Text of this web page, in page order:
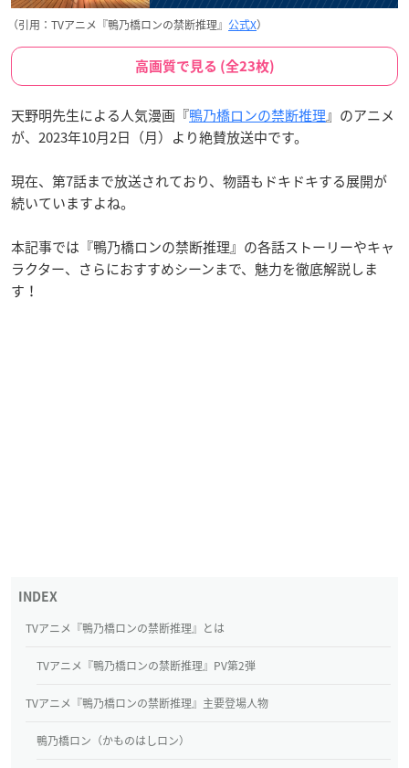
（引用：TVアニメ『鴨乃橋ロンの禁断推理』 公式X）
高画質で見る (全23枚)
天野明先生による人気漫画『鴨乃橋ロンの禁断推理』のアニメ
が、2023年10月2日（月）より絶賛放送中です。
現在、第7話まで放送されており、物語もドキドキする展開が
続いていますよね。
本記事では『鴨乃橋ロンの禁断推理』の各話ストーリーやキャ
ラクター、さらにおすすめシーンまで、魅力を徹底解説しま
す！
TVアニメ『鴨乃橋ロンの禁断推理』とは
TVアニメ『鴨乃橋ロンの禁断推理』PV第2弾
TVアニメ『鴨乃橋ロンの禁断推理』主要登場人物
鴨乃橋ロン（かものはしロン）